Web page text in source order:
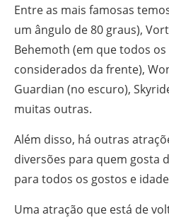
Entre as mais famosas
um ângulo de 80 graus),
Behemoth (em que todos os
considerados da frente),
Guardian (no escuro),
muitas outras.
Além disso, há outras
diversões para quem gosta
para todos os gostos e
Uma atração que está de